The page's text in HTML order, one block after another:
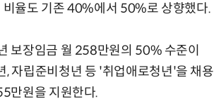
율도 기존 40%에서 50%로 상향했다.
보장임금 월 258만원의 50% 수준이
, 자립준비청년 등 '취업애로청년'을 채용
만원을 지원한다.